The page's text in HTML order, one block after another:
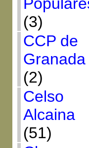
(3)
CCP de
Granada
(2)
Celso
Alcaina
(51)